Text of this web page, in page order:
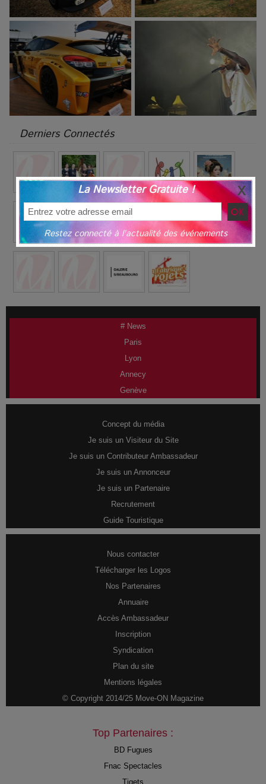
Derniers Connectés
# News
Paris
Lyon
Annecy
Genève
Concept du média
Je suis un Visiteur du Site
Je suis un Contributeur Ambassadeur
Je suis un Annonceur
Je suis un Partenaire
Recrutement
Guide Touristique
Nous contacter
Télécharger les Logos
Nos Partenaires
Annuaire
Accès Ambassadeur
Inscription
Syndication
Plan du site
Mentions légales
© Copyright 2014/25 Move-ON Magazine
Top Partenaires :
BD Fugues
Fnac Spectacles
Tiqets
La Newsletter Gratuite !
Restez connecté à l'actualité des événements